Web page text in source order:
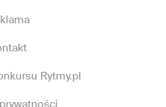
Rytmy.pl